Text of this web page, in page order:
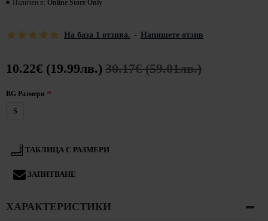
Наличен в: Online Store Only
На база 1 отзива. - Напишете отзив
10.22€ (19.99лв.) 30.17€ (59.01лв.)
BG Размери
S
ТАБЛИЦА С РАЗМЕРИ
ЗАПИТВАНЕ
ХАРАКТЕРИСТИКИ